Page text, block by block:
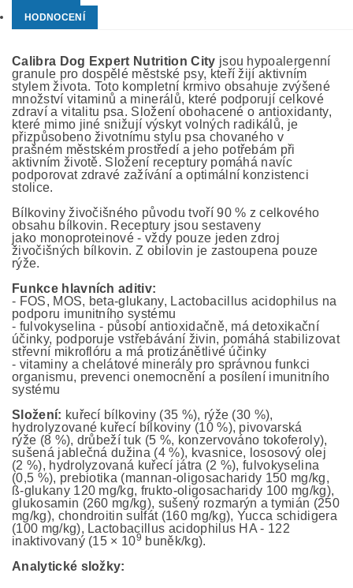
HODNOCENÍ
Calibra Dog Expert Nutrition City jsou hypoalergenní
granule pro dospělé městské psy, kteří žijí aktivním
stylem života. Toto kompletní krmivo obsahuje zvýšené
množství vitaminů a minerálů, které podporují celkové
zdraví a vitalitu psa. Složení obohacené o antioxidanty,
které mimo jiné snižují výskyt volných radikálů, je
přizpůsobeno životnímu stylu psa chovaného v
prašném městském prostředí a jeho potřebám při
aktivním životě. Složení receptury pomáhá navíc
podporovat zdravé zažívání a optimální konzistenci
stolice.
Bílkoviny živočišného původu tvoří 90 % z celkového
obsahu bílkovin. Receptury jsou sestaveny
jako monoproteinové - vždy pouze jeden zdroj
živočišných bílkovin. Z obilovin je zastoupena pouze
rýže.
Funkce hlavních aditiv:
- FOS, MOS, beta-glukany, Lactobacillus acidophilus na
podporu imunitního systému
- fulvokyselina - působí antioxidačně, má detoxikační
účinky, podporuje vstřebávání živin, pomáhá stabilizovat
střevní mikroflóru a má protizánětlivé účinky
- vitaminy a chelátové minerály pro správnou funkci
organismu, prevenci onemocnění a posílení imunitního
systému
Složení: kuřecí bílkoviny (35 %), rýže (30 %),
hydrolyzované kuřecí bílkoviny (10 %), pivovarská
rýže (8 %), drůbeží tuk (5 %, konzervováno tokoferoly),
sušená jablečná dužina (4 %), kvasnice, lososový olej
(2 %), hydrolyzovaná kuřecí játra (2 %), fulvokyselina
(0,5 %), prebiotika (mannan-oligosacharidy 150 mg/kg,
ß-glukany 120 mg/kg, frukto-oligosacharidy 100 mg/kg),
glukosamin (260 mg/kg), sušený rozmarýn a tymián (250
mg/kg), chondroitin sulfát (160 mg/kg), Yucca schidigera
(100 mg/kg), Lactobacillus acidophilus HA - 122
inaktivovaný (15 × 109 buněk/kg).
Analytické složky: